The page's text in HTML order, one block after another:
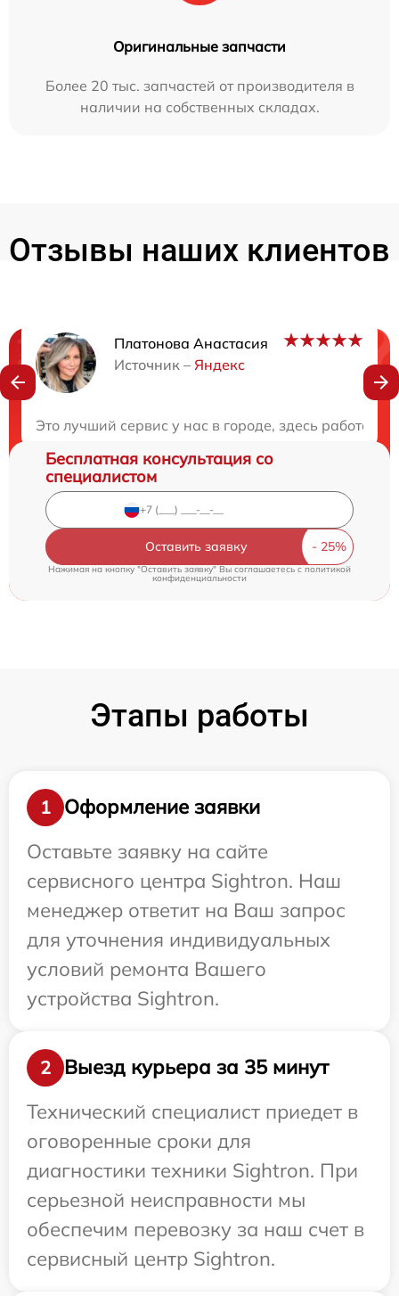
Оригинальные запчасти
Более 20 тыс. запчастей от производителя в
наличии на собственных складах.
Отзывы наших клиентов
Платонова Анастасия
Источник – Яндекс
Это лучший сервис у нас в городе, здесь
Нужна консультация?
Бесплатная консультация со
специалистом
Оставить заявку
Нажимая на кнопку "Оставить заявку" Вы соглашаетесь cполитикой
конфиденциальности
Этапы работы
1
Оформление заявки
Оставьте заявку на сайте
сервисного центра Sightron. Наш
менеджер ответит на Ваш запрос
для уточнения индивидуальных
условий ремонта Вашего
устройства Sightron.
2
Выезд курьера за 35 минут
Технический специалист приедет в
оговоренные сроки для
диагностики техники Sightron. При
серьезной неисправности мы
обеспечим перевозку за наш счет в
сервисный центр Sightron.